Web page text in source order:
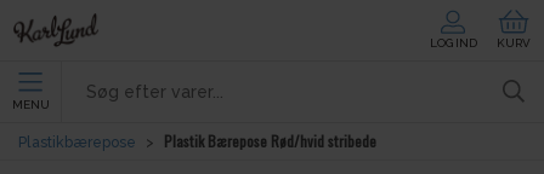
LOG IND KURV
MENU
Plastikbærepose Plastik Bærepose Rød/hvid stribede